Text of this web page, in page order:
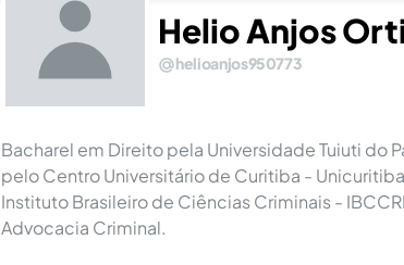
Helio Anjos
helioanjos950773
Bacharel em Direito pela Universidade Tuiuti do
pelo Centro Universitário de Curitiba -
Instituto Brasileiro de Ciências Criminais -
Advocacia Criminal.